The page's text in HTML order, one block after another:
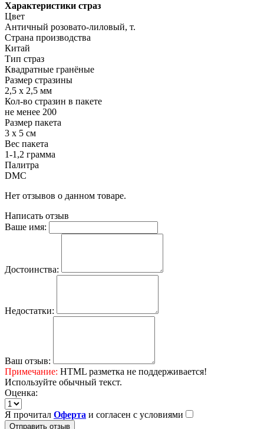
Характеристики страз
Цвет
Античный розовато-лиловый, т.
Страна производства
Китай
Тип страз
Квадратные гранёные
Размер стразины
2,5 х 2,5 мм
Кол-во стразин в пакете
не менее 200
Размер пакета
3 х 5 см
Вес пакета
1-1,2 грамма
Палитра
DMC
Нет отзывов о данном товаре.
Написать отзыв
Ваше имя:
Достоинства:
Недостатки:
Ваш отзыв:
Примечание: HTML разметка не поддерживается!
Используйте обычный текст.
Оценка:
Я прочитал Оферта и согласен с условиями
Отправить отзыв